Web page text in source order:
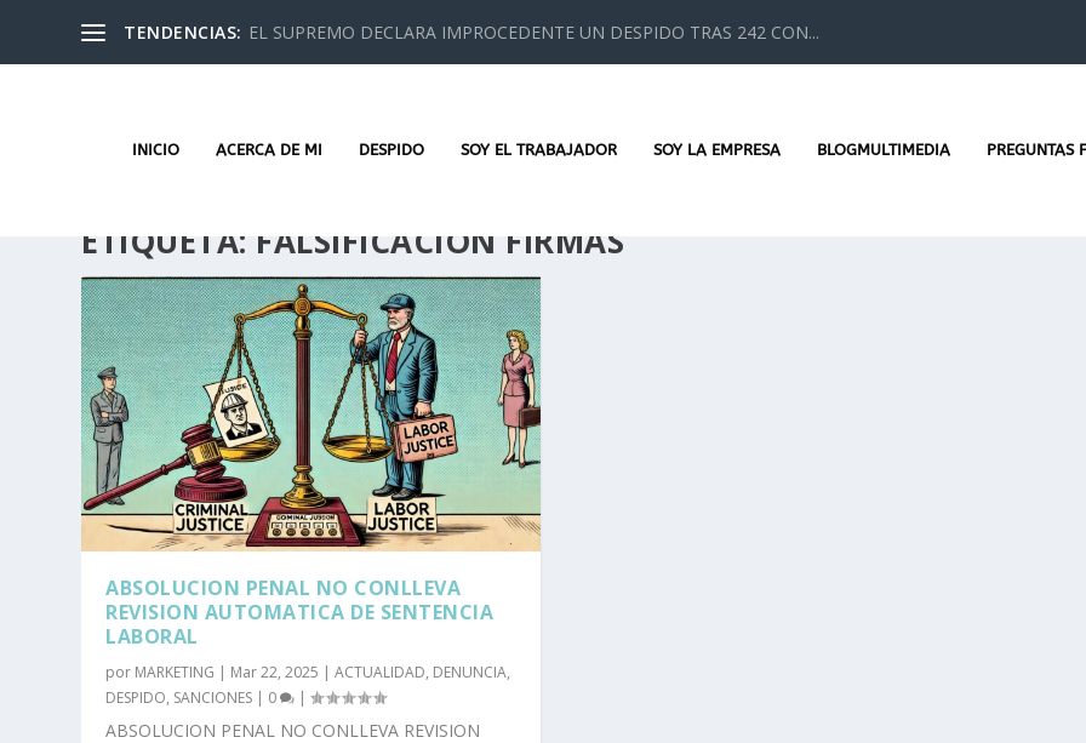
TENDENCIAS: EL SUPREMO DECLARA IMPROCEDENTE UN DESPIDO TRAS 242 CON...
INICIO ACERCA DE MI DESPIDO SOY EL TRABAJADOR SOY LA EMPRESA BLOGMULTIMEDIA PREGUNTAS
ETIQUETA: FALSIFICACIÓN FIRMAS
ABSOLUCION PENAL NO CONLLEVA
REVISION AUTOMATICA DE SENTENCIA
LABORAL
por MARKETING | Mar 22, 2025 |ACTUALIDAD, DENUNCIA,
DESPIDO, SANCIONES | 0 |
ABSOLUCION PENAL NO CONLLEVA REVISION